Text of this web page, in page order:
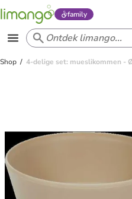
family
Shop 4-delige set: mueslikommen -